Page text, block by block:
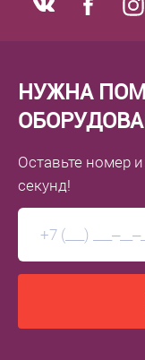
НУЖНА
Оставьте номер
секунд!